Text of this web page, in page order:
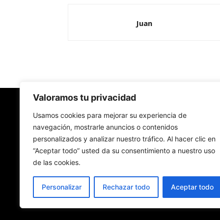
Valoramos tu privacidad
Usamos cookies para mejorar su experiencia de
navegación, mostrarle anuncios o contenidos
personalizados y analizar nuestro tráfico. Al hacer clic en
“Aceptar todo” usted da su consentimiento a nuestro uso
de las cookies.
Personalizar Rechazar todo Aceptar todo
Juan
Redes Cristianas
Una mirada alternativa sobre la Iglesia católica
- Colectivos de Redes Cristianas